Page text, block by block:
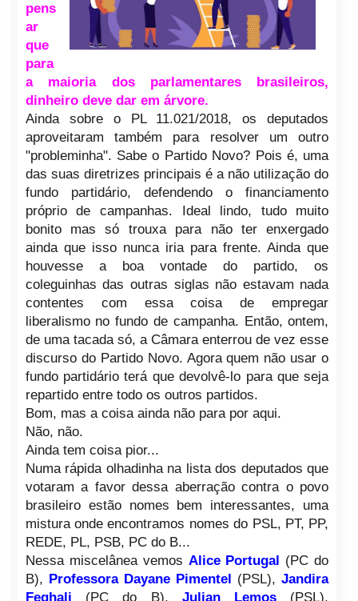
pens
ar
que
para
a maioria dos parlamentares brasileiros,
dinheiro deve dar em árvore.
Ainda sobre o PL 11.021/2018, os deputados
aproveitaram também para resolver um outro
"probleminha". Sabe o Partido Novo? Pois é, uma
das suas diretrizes principais é a não utilização do
fundo partidário, defendendo o financiamento
próprio de campanhas. Ideal lindo, tudo muito
bonito mas só trouxa para não ter enxergado
ainda que isso nunca iria para frente. Ainda que
houvesse a boa vontade do partido, os
coleguinhas das outras siglas não estavam nada
contentes com essa coisa de empregar
liberalismo no fundo de campanha. Então, ontem,
de uma tacada só, a Câmara enterrou de vez esse
discurso do Partido Novo. Agora quem não usar o
fundo partidário terá que devolvê-lo para que seja
repartido entre todo os outros partidos.
Bom, mas a coisa ainda não para por aqui.
Não, não.
Ainda tem coisa pior...
Numa rápida olhadinha na lista dos deputados que
votaram a favor dessa aberração contra o povo
brasileiro estão nomes bem interessantes, uma
mistura onde encontramos nomes do PSL, PT, PP,
REDE, PL, PSB, PC do B...
Nessa miscelânea vemos Alice Portugal
(PC do
B), Professora Dayane Pimentel (PSL),Jandira
Feghali (PC do B), Julian Lemos (PSL),